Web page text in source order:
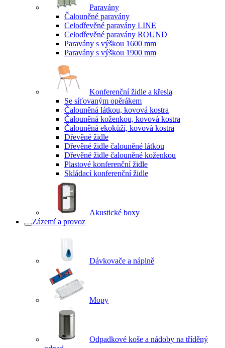
Paravány
Čalouněné paravány
Celodřevěné paravány LINE
Celodřevěné paravány ROUND
Paravány s výškou 1600 mm
Paravány s výškou 1900 mm
Konferenční židle a křesla
Se síťovaným opěrákem
Čalouněná látkou, kovová kostra
Čalouněná koženkou, kovová kostra
Čalouněná ekokůží, kovová kostra
Dřevěné židle
Dřevěné židle čalouněné látkou
Dřevěné židle čalouněné koženkou
Plastové konferenční židle
Skládací konferenční židle
Akustické boxy
Zázemí a provoz
Dávkovače a náplně
Mopy
Odpadkové koše a nádoby na tříděný